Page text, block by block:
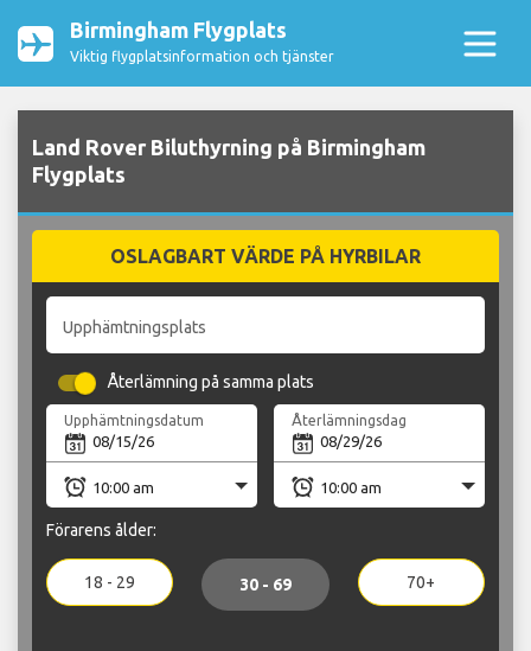
Birmingham Flygplats
Viktig flygplatsinformation och tjänster
Land Rover Biluthyrning på Birmingham
Flygplats
OSLAGBART VÄRDE PÅ HYRBILAR
Upphämtningsplats
Återlämning på samma plats
Upphämtningsdatum Återlämningsdag
Förarens ålder:
18 - 29 30 - 69 70+